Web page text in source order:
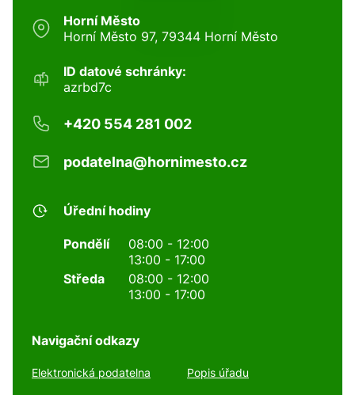
Horní Město
Horní Město 97, 79344 Horní Město
ID datové schránky:
azrbd7c
+420 554 281 002
podatelna@hornimesto.cz
Úřední hodiny
Pondělí
08:00 - 12:00
13:00 - 17:00
Středa
08:00 - 12:00
13:00 - 17:00
Navigační odkazy
Elektronická podatelna Popis úřadu